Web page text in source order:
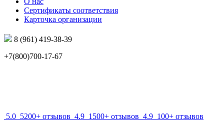
Сертификаты соответствия
Карточка организации
8 (961) 419-38-39
+7(800)700-17-67
5.0 5200+ отзывов 4.9 1500+ отзывов 4.9 100+ отзывов